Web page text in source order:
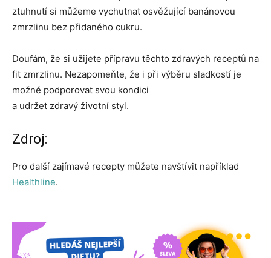
ztuhnutí si můžeme vychutnat osvěžující banánovou
zmrzlinu bez přidaného cukru.
Doufám, že si užijete přípravu těchto zdravých receptů na
fit zmrzlinu. Nezapomeňte, že i při výběru sladkostí je
možné podporovat svou kondici
a udržet zdravý životní styl.
Zdroj:
Pro další zajímavé recepty můžete navštívit například
Healthline.